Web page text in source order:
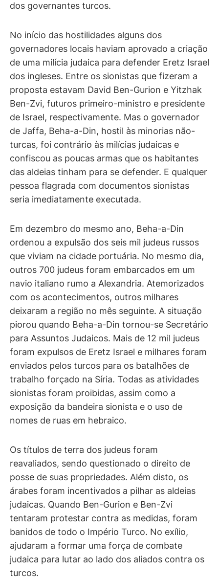
dos governantes turcos.
No início das hostilidades alguns dos
governadores locais haviam aprovado a criação
de uma milícia judaica para defender Eretz Israel
dos ingleses. Entre os sionistas que fizeram a
proposta estavam David Ben-Gurion e Yitzhak
Ben-Zvi, futuros primeiro-ministro e presidente
de Israel, respectivamente. Mas o governador
de Jaffa, Beha-a-Din, hostil às minorias não-
turcas, foi contrário às milícias judaicas e
confiscou as poucas armas que os habitantes
das aldeias tinham para se defender. E qualquer
pessoa flagrada com documentos sionistas
seria imediatamente executada.
Em dezembro do mesmo ano, Beha-a-Din
ordenou a expulsão dos seis mil judeus russos
que viviam na cidade portuária. No mesmo dia,
outros 700 judeus foram embarcados em um
navio italiano rumo a Alexandria. Atemorizados
com os acontecimentos, outros milhares
deixaram a região no mês seguinte. A situação
piorou quando Beha-a-Din tornou-se Secretário
para Assuntos Judaicos. Mais de 12 mil judeus
foram expulsos de Eretz Israel e milhares foram
enviados pelos turcos para os batalhões de
trabalho forçado na Síria. Todas as atividades
sionistas foram proibidas, assim como a
exposição da bandeira sionista e o uso de
nomes de ruas em hebraico.
Os títulos de terra dos judeus foram
reavaliados, sendo questionado o direito de
posse de suas propriedades. Além disto, os
árabes foram incentivados a pilhar as aldeias
judaicas. Quando Ben-Gurion e Ben-Zvi
tentaram protestar contra as medidas, foram
banidos de todo o Império Turco. No exílio,
ajudaram a formar uma força de combate
judaica para lutar ao lado dos aliados contra os
turcos.